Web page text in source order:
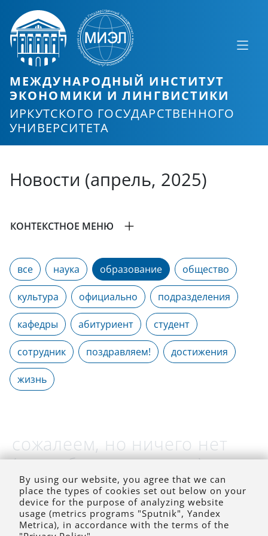
МЕЖДУНАРОДНЫЙ ИНСТИТУТ
ЭКОНОМИКИ И ЛИНГВИСТИКИ
ИРКУТСКОГО ГОСУДАРСТВЕННОГО
УНИВЕРСИТЕТА
Новости (апрель, 2025)
КОНТЕКСТНОЕ МЕНЮ
все наука образование общество
культура официально подразделения
кафедры абитуриент студент
сотрудник поздравляем! достижения
жизнь
сожалеем, но ничего нет
(на выбранное время)
By using our website, you agree that we can
place the types of cookies set out below on your
device for the purpose of analyzing website
usage (metrics programs "Sputnik", Yandex
Metrica), in accordance with the terms of the